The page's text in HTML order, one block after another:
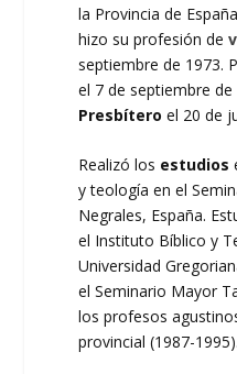
la Provincia de
hizo su profesión de
septiembre de 1973.
el 7 de septiembre
Presbítero el 20 de
Realizó los estudios
y teología en el
Negrales, España.
el Instituto Bíblico y
Universidad
el Seminario Mayor
los profesos
provincial (1987-1995).